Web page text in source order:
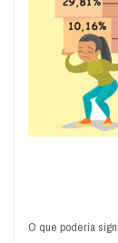
O que poderia